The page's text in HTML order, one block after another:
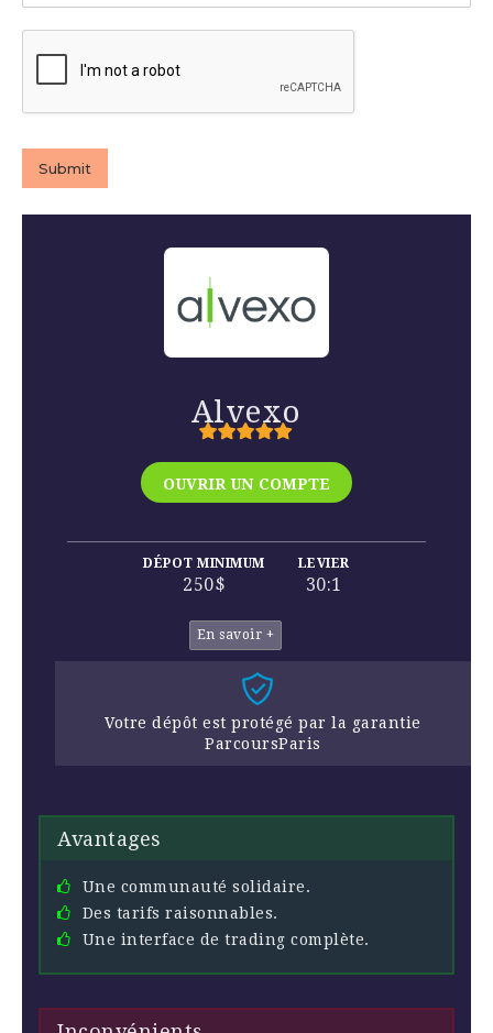
Submit
Alvexo
OUVRIR UN COMPTE
DÉPOT MINIMUM
250$
LEVIER
30:1
En savoir +
Votre dépôt est protégé par la garantie
ParcoursParis
Avantages
Une communauté solidaire.
Des tarifs raisonnables.
Une interface de trading complète.